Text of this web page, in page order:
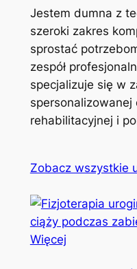
Jestem dumna z
szeroki zakres
sprostać
zespół
specjalizuje się w
rehabilitacyjnej i
Zobacz wszystkie
Więcej